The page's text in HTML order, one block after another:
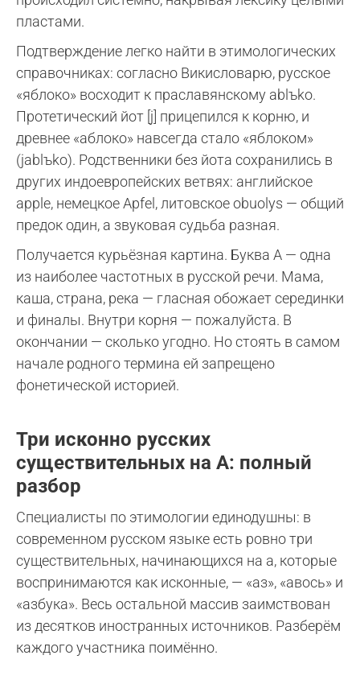
пластами.
Подтверждение легко найти в этимологических
справочниках: согласно Викисловарю, русское
«яблоко» восходит к праславянскому ablъko.
Протетический йот [j] прицепился к корню, и
древнее «аблоко» навсегда стало «яблоком»
(jablъko). Родственники без йота сохранились в
других индоевропейских ветвях: английское
apple, немецкое Apfel, литовское obuolys — общий
предок один, а звуковая судьба разная.
Получается курьёзная картина. Буква А — одна
из наиболее частотных в русской речи. Мама,
каша, страна, река — гласная обожает серединки
и финалы. Внутри корня — пожалуйста. В
окончании — сколько угодно. Но стоять в самом
начале родного термина ей запрещено
фонетической историей.
Три исконно русских
существительных на А: полный
разбор
Специалисты по этимологии единодушны: в
современном русском языке есть ровно три
существительных, начинающихся на а, которые
воспринимаются как исконные, — «аз», «авось» и
«азбука». Весь остальной массив заимствован
из десятков иностранных источников. Разберём
каждого участника поимённо.